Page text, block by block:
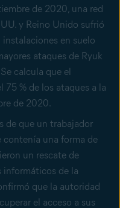
de 2020, una red
UU. y Reino Unido sufrió
en suelo
ataques de Ryuk
calcula que el
75 % de los ataques a la
de 2020.
de que un trabajador
contenía una forma de
un rescate de
informáticos de la
que la autoridad
el acceso a sus